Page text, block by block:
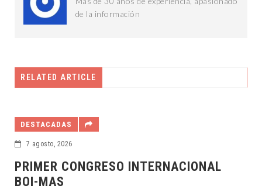
de la información
RELATED ARTICLE
SEGUIMOS